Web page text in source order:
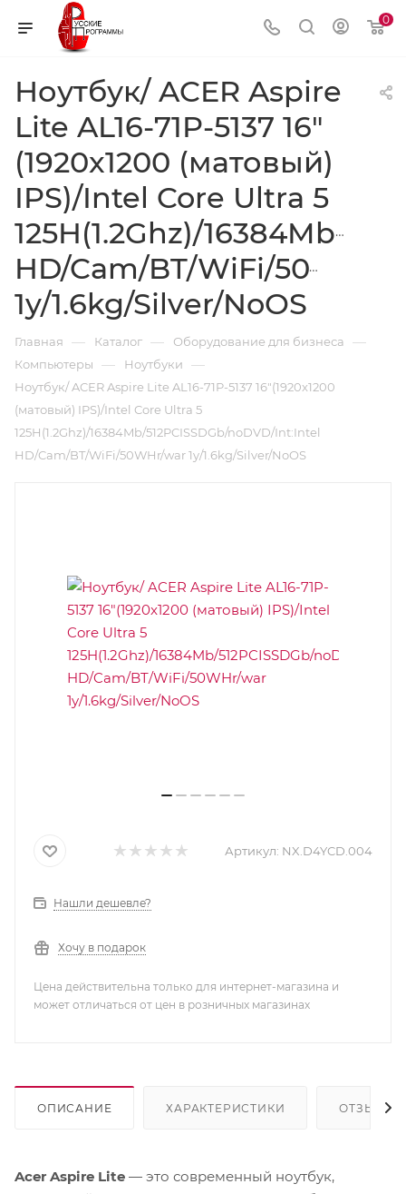
0
Ноутбук/ ACER Aspire
Lite AL16-71P-5137 16"
(1920x1200 (матовый)
IPS)/Intel Core Ultra 5
125H(1.2Ghz)/16384Mb/
HD/Cam/BT/WiFi/50WHr/
1y/1.6kg/Silver/NoOS
Главная — Каталог — Оборудование для бизнеса —
Компьютеры — Ноутбуки —
Ноутбук/ ACER Aspire Lite AL16-71P-5137 16"(1920x1200
(матовый) IPS)/Intel Core Ultra 5
125H(1.2Ghz)/16384Mb/512PCISSDGb/noDVD/Int:Intel
HD/Cam/BT/WiFi/50WHr/war 1y/1.6kg/Silver/NoOS
Артикул: NX.D4YCD.004
Нашли дешевле?
Хочу в подарок
Цена действительна только для интернет-магазина и
может отличаться от цен в розничных магазинах
ОПИСАНИЕ ХАРАКТЕРИСТИКИ ОТЗЫВЫ
Acer Aspire Lite — это современный ноутбук,